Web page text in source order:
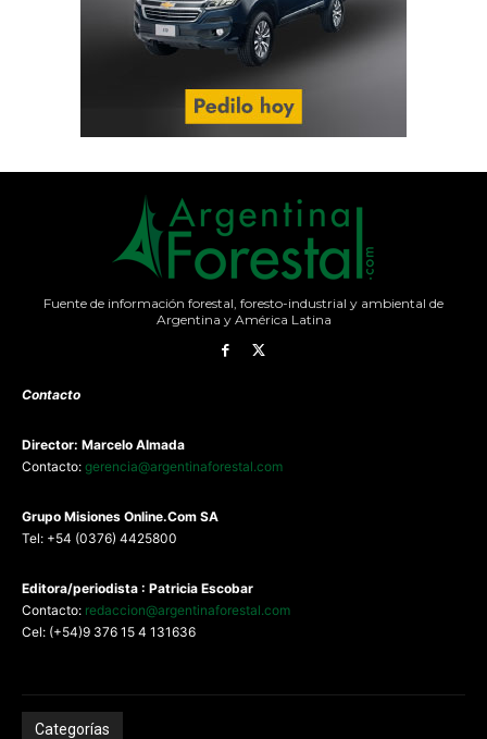
Fuente de información forestal, foresto-industrial y ambiental de
Argentina y América Latina
Contacto
Director: Marcelo Almada
Contacto: gerencia@argentinaforestal.com
Grupo Misiones Online.Com SA
Tel: +54 (0376) 4425800
Editora/periodista : Patricia Escobar
Contacto: redaccion@argentinaforestal.com
Cel: (+54)9 376 15 4 131636
Categorías